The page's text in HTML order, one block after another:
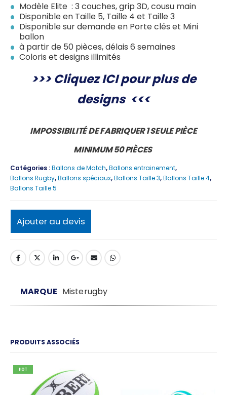
Modèle Elite : 3 couches, grip 3D, cousu main
Disponible en Taille 5, Taille 4 et Taille 3
Disponible sur demande en Porte clés et Mini
ballon
à partir de 50 pièces, délais 6 semaines
Coloris et designs illimités
>>> Cliquez ICI pour plus de
designs <<<
IMPOSSIBILITÉ DE FABRIQUER 1 SEULE PIÈCE
MINIMUM 50 PIÈCES
Catégories :Ballons de Match,Ballons entrainement,
Ballons Rugby,Ballons spéciaux,Ballons Taille 3,Ballons Taille 4,
Ballons Taille 5
Ajouter au devis
MARQUE Misterugby
PRODUITS ASSOCIÉS
HOT